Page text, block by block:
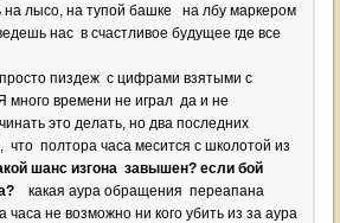
на лысо, на тупой башке на лбу маркером
нас в счастливое будущее где все
пиздеж с цифрами взятыми с
времени не играл да и не
это делать, но два последних
полтора часа месится с школотой из
шанс изгона завышен? если бой
какая аура обращения переапана
не возможно ни кого убить из за аура